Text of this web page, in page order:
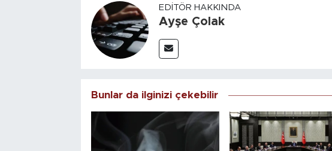
EDITÖR HAKKINDA
Ayşe Çolak
Bunlar da ilginizi çekebilir